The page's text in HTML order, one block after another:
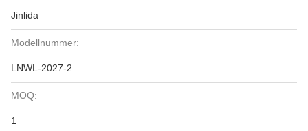
Jinlida
Modellnummer:
LNWL-2027-2
MOQ:
1